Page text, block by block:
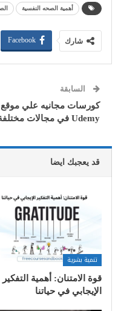
أهمية الصحه النفسية
شارك Facebook
السابقة
كورسات مجانيه علي موقع
Udemy في مجالات مختلفة
قد يعجبك ايضا
تنمية بشرية
قوة الامتنان: أهمية التفكير
الإيجابي في حياتنا